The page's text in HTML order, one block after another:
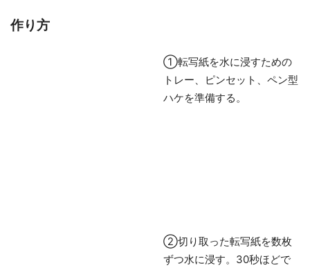
作り方
①転写紙を水に浸すための
トレー、ピンセット、ペン型
ハケを準備する。
②切り取った転写紙を数枚
ずつ水に浸す。30秒ほどで